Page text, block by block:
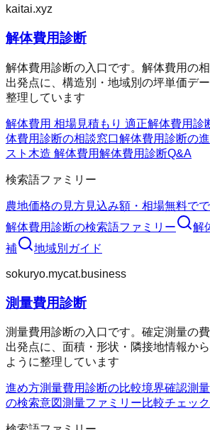
kaitai.xyz
解体費用診断
解体費用診断の入口です。解体費用の
出発点に、構造別・地域別の坪単価デ
整理しています
解体費用 相場見積もり 適正解体費用診
体費用診断の相談窓口解体費用診断の
スト 木造 解体費用解体費用診断Q&A
検索語ファミリー
農地価格の見方見込み額・相場無料で
解体費用診断の検索語ファミリー 解
補
地域別ガイド
sokuryo.mycat.business
測量費用診断
測量費用診断の入口です。確定測量の
出発点に、面積・形状・隣接地情報か
ように整理しています
進め方測量費用診断の比較境界確認測
の検索意図測量ファミリー比較チェック